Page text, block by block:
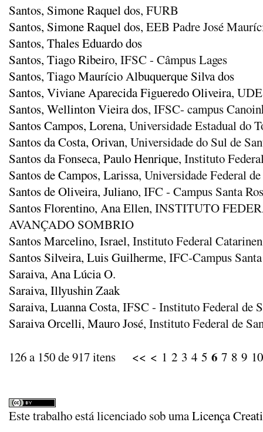
Santos, Simone Raquel dos, FURB
Santos, Simone Raquel dos, EEB Padre José
Santos, Thales Eduardo dos
Santos, Tiago Ribeiro, IFSC - Câmpus Lages
Santos, Tiago Maurício Albuquerque Silva dos
Santos, Viviane Aparecida Figueredo Oliveira,
Santos, Wellinton Vieira dos, IFSC- campus
Santos Campos, Lorena, Universidade Estadual do
Santos da Costa, Orivan, Universidade do Sul de
Santos da Fonseca, Paulo Henrique, Instituto
Santos de Campos, Larissa, Universidade Federal
Santos de Oliveira, Juliano, IFC - Campus Santa
Santos Florentino, Ana Ellen, INSTITUTO
AVANÇADO SOMBRIO
Santos Marcelino, Israel, Instituto Federal
Santos Silveira, Luis Guilherme, IFC-Campus
Saraiva, Ana Lúcia O.
Saraiva, Illyushin Zaak
Saraiva, Luanna Costa, IFSC - Instituto Federal de
Saraiva Orcelli, Mauro José, Instituto Federal de
126 a 150 de 917 itens << < 1 2 3 4 5 6 7 8 9 10
Este trabalho está licenciado sob umaLicença